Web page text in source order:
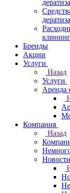
Бренды
Акции
Услуги
Назад
Услуги
Аренда
Компания
Назад
Новости